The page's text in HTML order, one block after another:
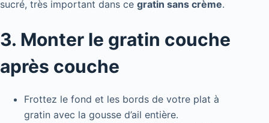
sucré, très important dans ce gratin sans crème.
3. Monter le gratin couche
après couche
Frottez le fond et les bords de votre plat à
gratin avec la gousse d’ail entière.